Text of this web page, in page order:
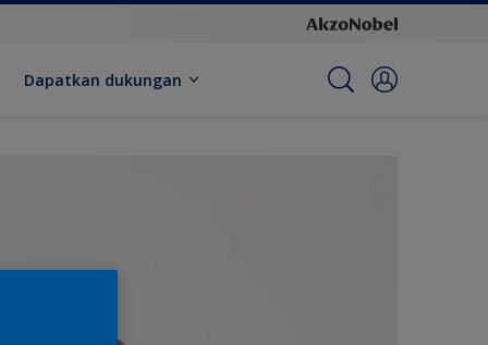
Dapatkan dukungan